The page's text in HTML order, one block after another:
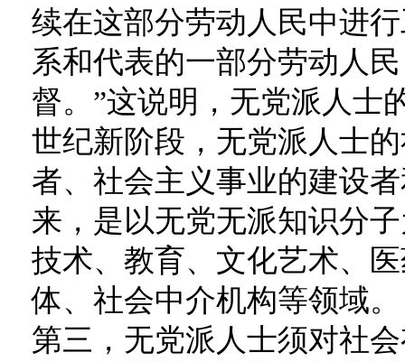
续在这部分劳动人民中进
系和代表的一部分劳动人
督。”这说明，无党派人士
世纪新阶段，无党派人士
者、社会主义事业的建设
来，是以无党无派知识分
技术、教育、文化艺术、
体、社会中介机构等领域。
第三，无党派人士须对社